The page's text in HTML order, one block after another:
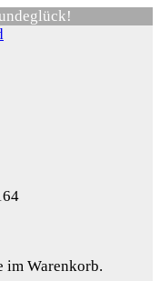
im Warenkorb.